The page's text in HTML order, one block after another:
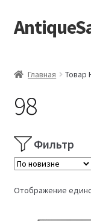
Перейти
к
Перейти
к
Главная Товар
98
Фильтр
Отображение